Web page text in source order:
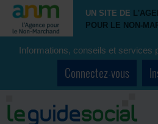
UN SITE DE
POUR LE NON-
Informations, conseils et services
Connectez-vous